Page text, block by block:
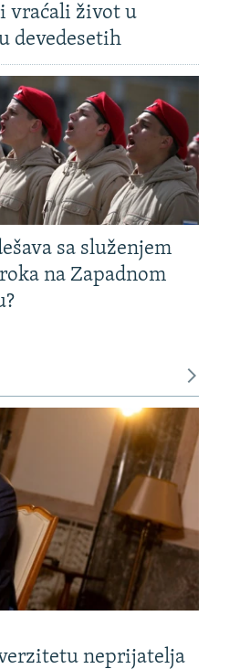
vraćali život u
devedesetih
sa služenjem
na Zapadnom
neprijatelja